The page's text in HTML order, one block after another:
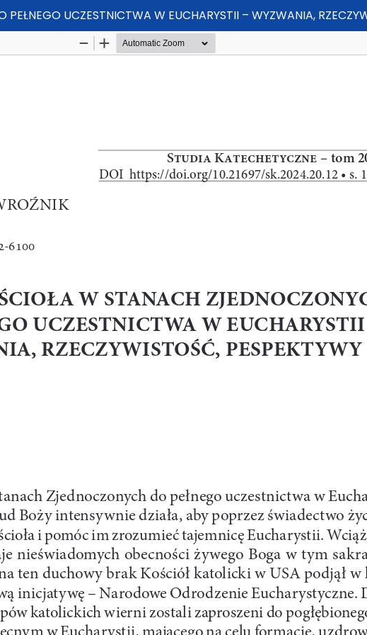
UCZESTNICTWA W EUCHARYSTII – WYZWANIA,